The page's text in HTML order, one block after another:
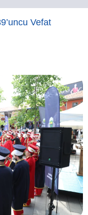
Vefat